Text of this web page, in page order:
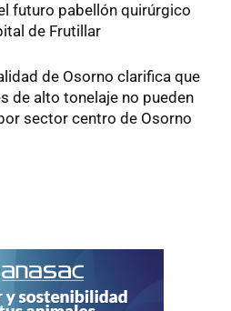
futuro pabellón quirúrgico
de Frutillar
de Osorno clarifica que
de alto tonelaje no pueden
sector centro de Osorno